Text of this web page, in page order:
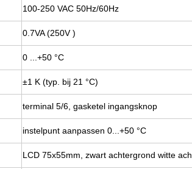
100-250 VAC 50Hz/60Hz
0.7VA (250V )
0 ...+50 °C
±1 K (typ. bij 21 °C)
terminal 5/6, gasketel ingangsknop
instelpunt aanpassen 0...+50 °C
LCD 75x55mm, zwart achtergrond witte